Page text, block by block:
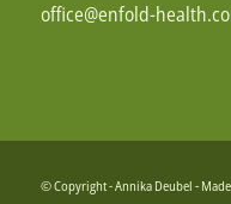
office@enfold-
© Copyright - Annika Deubel -